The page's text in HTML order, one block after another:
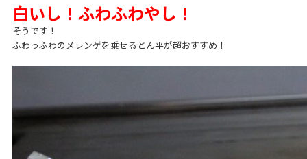
白いし！ふわふわやし！
そうです！
ふわっふわのメレンゲを乗せるとん平が超おすすめ！